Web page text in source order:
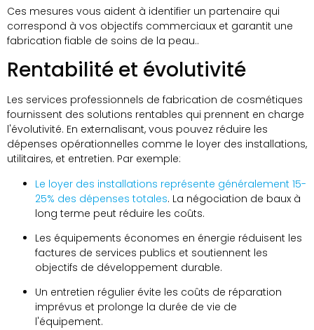
Ces mesures vous aident à identifier un partenaire qui
correspond à vos objectifs commerciaux et garantit une
fabrication fiable de soins de la peau..
Rentabilité et évolutivité
Les services professionnels de fabrication de cosmétiques
fournissent des solutions rentables qui prennent en charge
l'évolutivité. En externalisant, vous pouvez réduire les
dépenses opérationnelles comme le loyer des installations,
utilitaires, et entretien. Par exemple:
Le loyer des installations représente généralement 15-
25% des dépenses totales. La négociation de baux à
long terme peut réduire les coûts.
Les équipements économes en énergie réduisent les
factures de services publics et soutiennent les
objectifs de développement durable.
Un entretien régulier évite les coûts de réparation
imprévus et prolonge la durée de vie de
l'équipement.